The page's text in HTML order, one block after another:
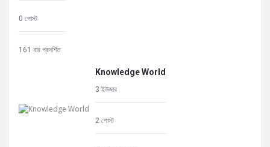
0 পোস্ট
161 বার প্রদর্শিত
Knowledge World
3 ইউজার
2 পোস্ট